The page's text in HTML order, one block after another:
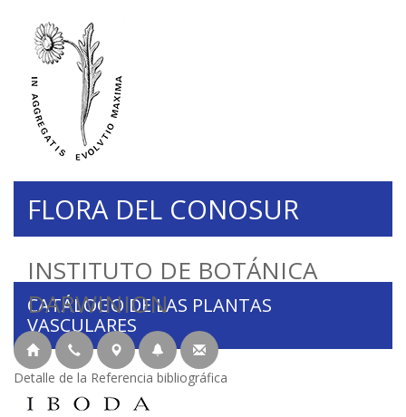
INSTITUTO DE BOTÁNICA
DARWINION
FLORA DEL CONOSUR
CATÁLOGO DE LAS PLANTAS
VASCULARES
Detalle de la Referencia bibliográfica